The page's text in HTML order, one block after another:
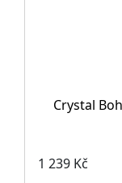
Crystal
1 239 Kč